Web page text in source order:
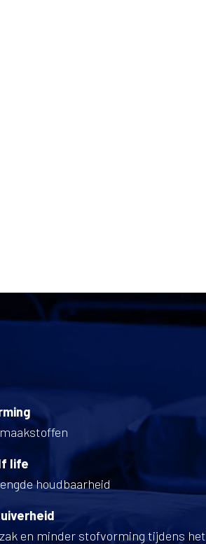
life
houdbaarheid
en minder stofvorming tijdens het